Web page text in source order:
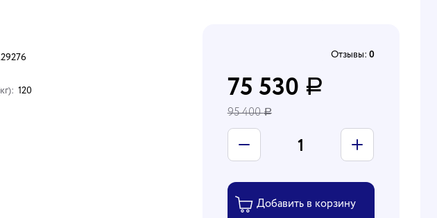
120
Отзывы: 0
75 530 Р
95 400Р